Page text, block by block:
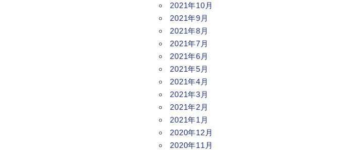
2021年10月
2021年9月
2021年8月
2021年7月
2021年6月
2021年5月
2021年4月
2021年3月
2021年2月
2021年1月
2020年12月
2020年11月